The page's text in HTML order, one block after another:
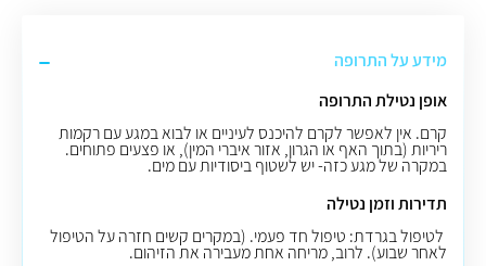
מידע על התרופה
אופן נטילת התרופה
קרם. אין לאפשר לקרם להיכנס לעיניים או לבוא במגע עם רקמות
ריריות (בתוך האף או הגרון, אזור איברי המין), או פצעים פתוחים.
במקרה של מגע כזה- יש לשטוף ביסודיות עם מים.
תדירות וזמן נטילה
לטיפול בגרדת: טיפול חד פעמי. (במקרים קשים חזרה על הטיפול
לאחר שבוע). לרוב, מריחה אחת מעבירה את הזיהום.